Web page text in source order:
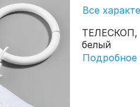
Все
ТЕЛЕСКОП,
белый
Подробное